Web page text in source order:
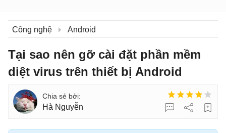
Công nghệ Android
Tại sao nên gỡ cài đặt phần mềm
diệt virus trên thiết bị Android
Hà Nguyễn